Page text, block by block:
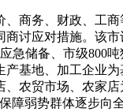
商务、财政、工商
讨应对措施。该
急储备、市级800
基地、加工企业
农贸市场、农家
障弱势群体逐步向